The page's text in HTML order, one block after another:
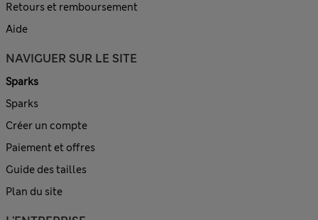
Retours et remboursement
Aide
NAVIGUER SUR LE SITE
Sparks
Sparks
Créer un compte
Paiement et offres
Guide des tailles
Plan du site